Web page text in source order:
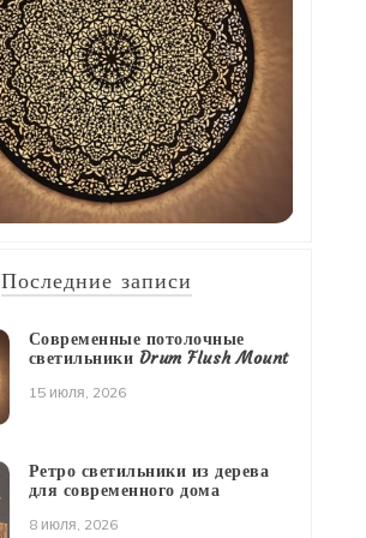
Последние записи
Современные потолочные
светильники Drum Flush Mount
15 июля, 2026
Ретро светильники из дерева
для современного дома
8 июля, 2026